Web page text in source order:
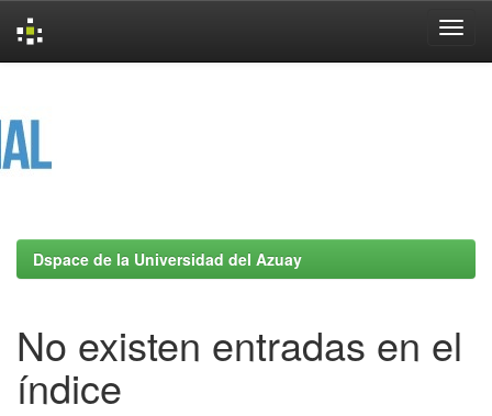
Dspace de la Universidad del Azuay
No existen entradas en el
índice